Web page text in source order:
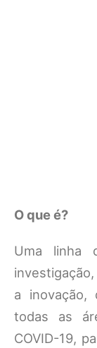
O que é?
Uma linha
a inovação,
todas as
COVID-19,